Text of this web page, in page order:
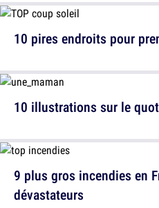
10 illustrations sur le
10 pires endroits pour
9 plus gros incendies en
dévastateurs